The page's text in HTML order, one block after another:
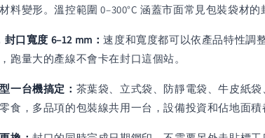
變形。溫控範圍 0–300°C 涵蓋市面常見包裝袋材的
口寬度 6–12 mm：速度和寬度都可以依產品特性調
跑量大的產線不會卡在封口這個站。
一台機搞定： 茶葉袋、立式袋、防靜電袋、牛皮紙
食，多品項的包裝線共用一台，設備投資和佔地面積